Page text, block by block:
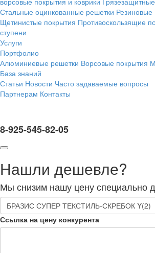
Стальные оцинкованные решетки Резиновые
Щетинистые покрытия Противоскользящие
ступени
Услуги
Портфолио
Алюминиевые решетки Ворсовые покрытия
База знаний
Статьи Новости Часто задаваемые вопросы
Партнерам Контакты
8-925-545-82-05
Нашли дешевле?
Мы снизим нашу цену специально
Ссылка на цену конкурента